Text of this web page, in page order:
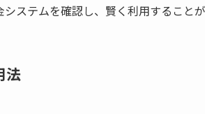
ステムを確認し、賢く利用することが
法